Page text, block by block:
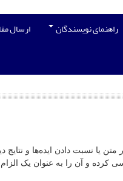
راهنمای نویسندگان ارسال
متن یا نسبت دادن ایده‌ها و
را به عنوان یک الزام در